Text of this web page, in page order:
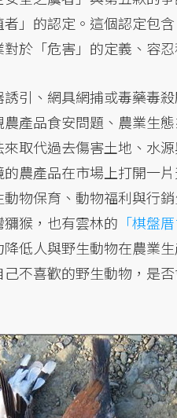
」的認定。這個認定包
於「危害」的定義、容
引、網具網捕或毒藥毒
產品食安問題、農業生
取代過去傷害土地、水
農產品在市場上打開一
物保育、動物福利與行
猴，也有雲林的 「棋盤
低人與野生動物在農業
不喜歡的野生動物，是